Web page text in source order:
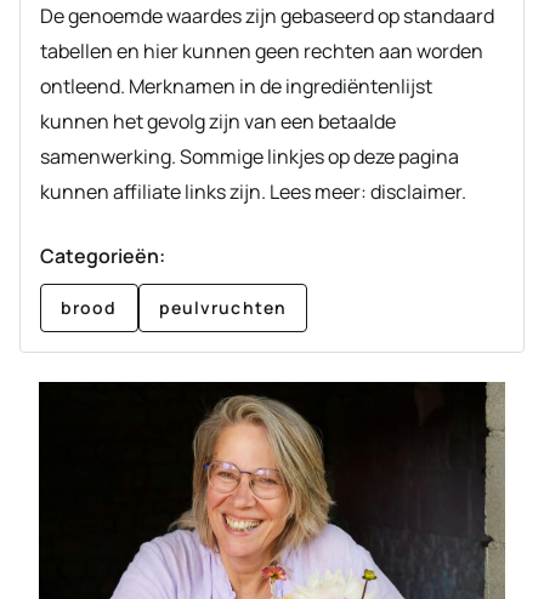
De genoemde waardes zijn gebaseerd op standaard
tabellen en hier kunnen geen rechten aan worden
ontleend. Merknamen in de ingrediëntenlijst
kunnen het gevolg zijn van een betaalde
samenwerking. Sommige linkjes op deze pagina
kunnen affiliate links zijn. Lees meer: disclaimer.
Categorieën:
brood peulvruchten